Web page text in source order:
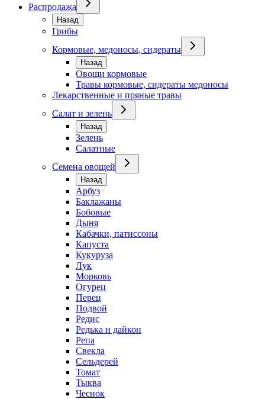
Распродажа
Назад
Грибы
Кормовые, медоносы, сидераты
Назад
Овощи кормовые
Травы кормовые, сидераты медоносы
Лекарственные и пряные травы
Салат и зелень
Назад
Зелень
Салатные
Семена овощей
Назад
Арбуз
Баклажаны
Бобовые
Дыня
Кабачки, патиссоны
Капуста
Кукуруза
Лук
Морковь
Огурец
Перец
Подвой
Редис
Редька и дайкон
Репа
Свекла
Сельдерей
Томат
Тыква
Чеснок